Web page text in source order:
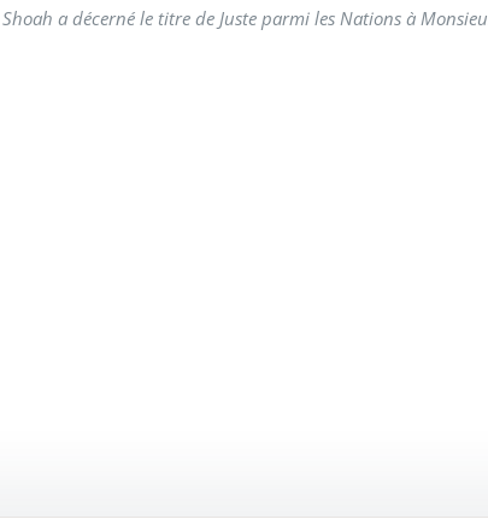
a décerné le titre de Juste parmi les Nations à